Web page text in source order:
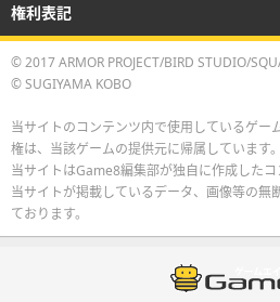
権利表記
© 2017 ARMOR PROJECT/BIRD STUDIO/
© SUGIYAMA KOBO
当サイトのコンテンツ内で使用しているゲー
権は、当該ゲームの提供元に帰属しています。
当サイトはGame8編集部が独自に作成したコ
当サイトが掲載しているデータ、画像等の無
ております。